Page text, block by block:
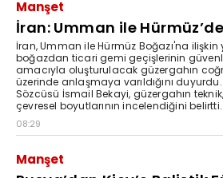
Manşet
İran: Umman ile
İran, Umman ile Hürmüz Boğazı'na
boğazdan ticari gemi geçişlerinin
amacıyla oluşturulacak güzergahın
üzerinde anlaşmaya varıldığını duyurdu.
Sözcüsü İsmail Bekayi, güzergahın
çevresel boyutlarının incelendiğini belirtti.
08:29
Manşet